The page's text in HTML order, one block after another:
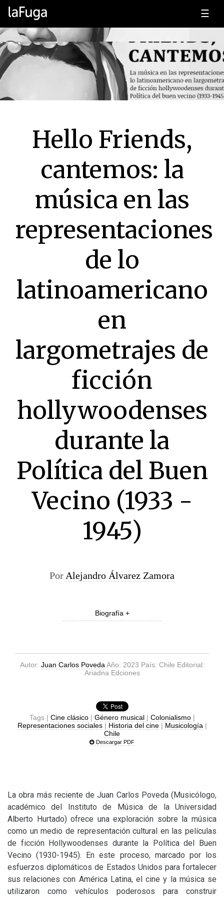
☰
Hello Friends,
cantemos: la
música en las
representaciones
de lo
latinoamericano
en
largometrajes de
ficción
hollywoodenses
durante la
Política del Buen
Vecino (1933 -
1945)
Por Alejandro Álvarez Zamora
Biografía +
Autor: Juan Carlos Poveda Año: 2023 País: Chile Editorial:
Ariadna Edciones
Tags | Cine clásico| Género musical| Colonialismo|
Representaciones sociales| Historia del cine| Musicología |
Chile
Descargar PDF
La obra más reciente de Juan Carlos Poveda (Musicólogo,
académico del Instituto de Música de la Universidad
Alberto Hurtado) ofrece una exploración sobre la música
como un medio de representación cultural en las películas
de ficción Hollywoodenses durante la Política del Buen
Vecino (1930-1945). En este proceso, marcado por los
esfuerzos diplomáticos de Estados Unidos para fortalecer
sus relaciones con América Latina, el cine y la música se
utilizaron como vehículos poderosos para construir